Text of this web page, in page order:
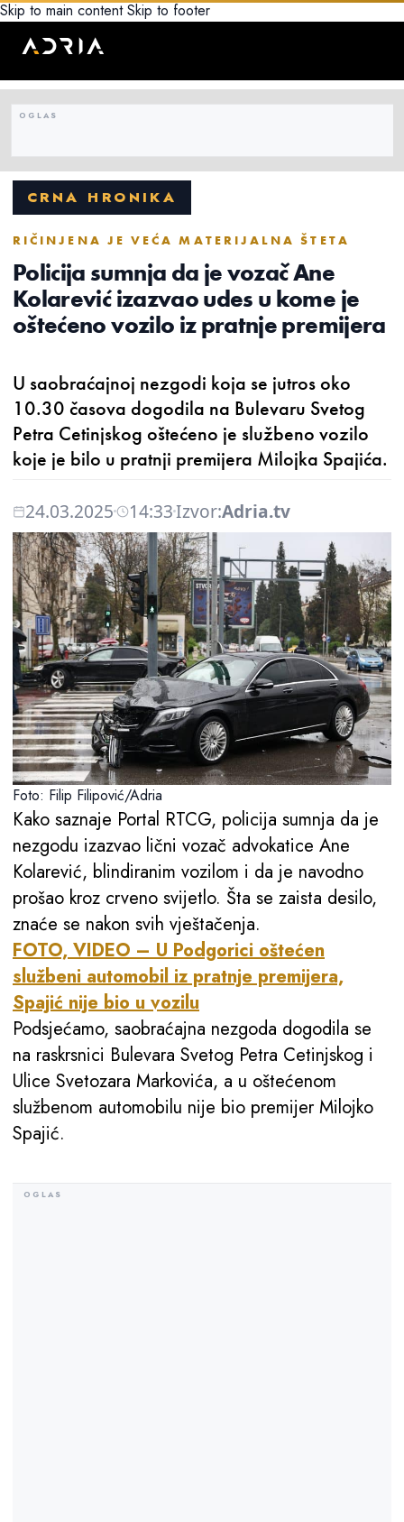
Skip to main content Skip to footer
CRNA HRONIKA
RIČINJENA JE VEĆA MATERIJALNA ŠTETA
Policija sumnja da je vozač Ane
Kolarević izazvao udes u kome je
oštećeno vozilo iz pratnje premijera
U saobraćajnoj nezgodi koja se jutros oko
10.30 časova dogodila na Bulevaru Svetog
Petra Cetinjskog oštećeno je službeno vozilo
koje je bilo u pratnji premijera Milojka Spajića.
24.03.2025 14:33Izvor:Adria.tv
Foto: Filip Filipović/Adria
Kako saznaje Portal RTCG, policija sumnja da je
nezgodu izazvao lični vozač advokatice Ane
Kolarević, blindiranim vozilom i da je navodno
prošao kroz crveno svijetlo. Šta se zaista desilo,
znaće se nakon svih vještačenja.
FOTO, VIDEO – U Podgorici oštećen
službeni automobil iz pratnje premijera,
Spajić nije bio u vozilu
Podsjećamo, saobraćajna nezgoda dogodila se
na raskrsnici Bulevara Svetog Petra Cetinjskog i
Ulice Svetozara Markovića, a u oštećenom
službenom automobilu nije bio premijer Milojko
Spajić.